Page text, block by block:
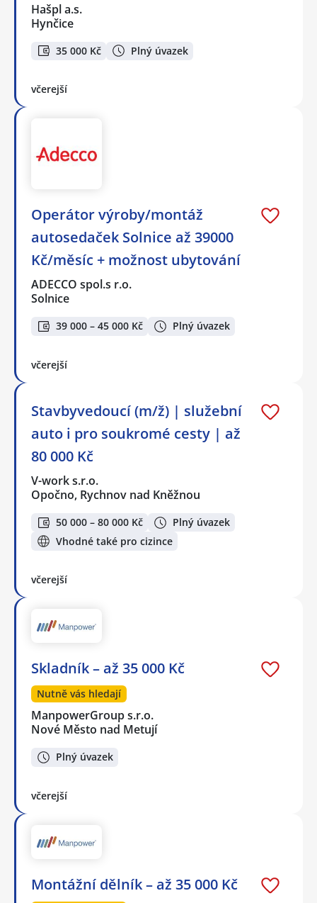
Hašpl a.s.
Hynčice
35 000 Kč Plný úvazek
včerejší
Operátor výroby/montáž
autosedaček Solnice až 39000
Kč/měsíc + možnost ubytování
ADECCO spol.s r.o.
Solnice
39 000 – 45 000 Kč Plný úvazek
včerejší
Stavbyvedoucí (m/ž) | služební
auto i pro soukromé cesty | až
80 000 Kč
V-work s.r.o.
Opočno, Rychnov nad Kněžnou
50 000 – 80 000 Kč
Plný úvazek
Vhodné také pro cizince
včerejší
Skladník – až 35 000 Kč
Nutně vás hledají
ManpowerGroup s.r.o.
Nové Město nad Metují
Plný úvazek
včerejší
Montážní dělník – až 35 000 Kč